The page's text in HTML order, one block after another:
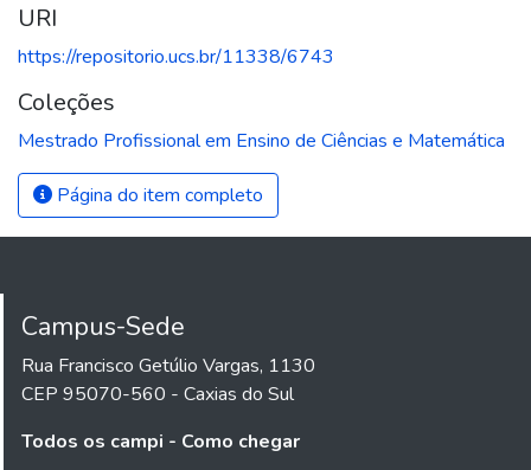
URI
https://repositorio.ucs.br/11338/6743
Coleções
Mestrado Profissional em Ensino de Ciências e Matemática
Página do item completo
Campus-Sede
Rua Francisco Getúlio Vargas, 1130
CEP 95070-560 - Caxias do Sul
Todos os campi - Como chegar